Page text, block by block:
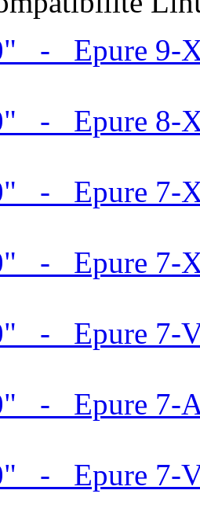
- Epure 9-
- Epure 8-
- Epure 7-
- Epure 7-
- Epure 7-
- Epure 7-
- Epure 7-